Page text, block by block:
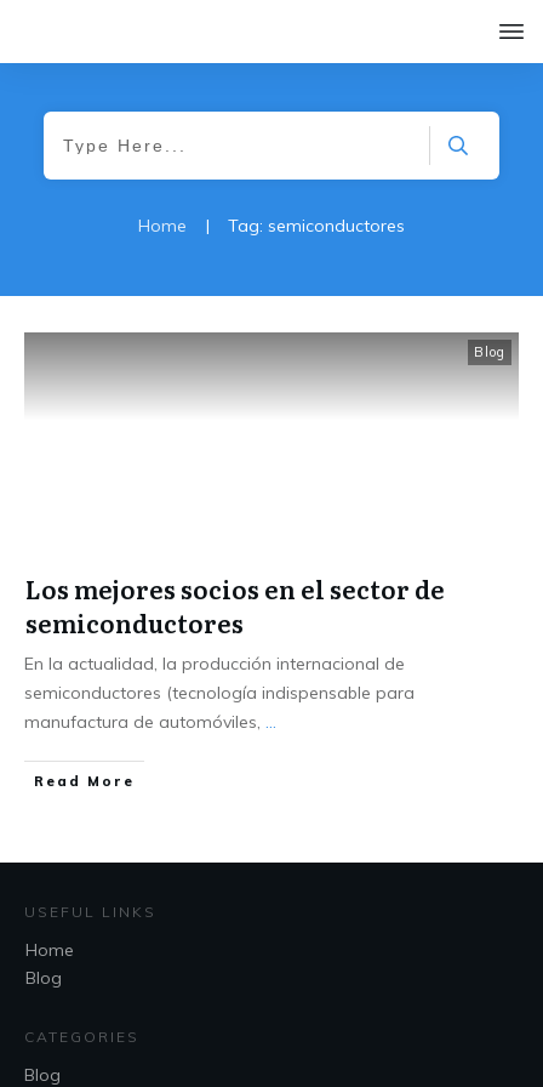
Home | Tag: semiconductores
Blog
Los mejores socios en el sector de
semiconductores
En la actualidad, la producción internacional de
semiconductores (tecnología indispensable para
manufactura de automóviles, ...
Read More
USEFUL LINKS
Home
Blog
CATEGORIES
Blog